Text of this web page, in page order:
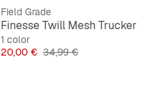
Field Grade
Finesse Twill Mesh Trucker
1 color
Precio
20,00 € Precio original
34,99 €